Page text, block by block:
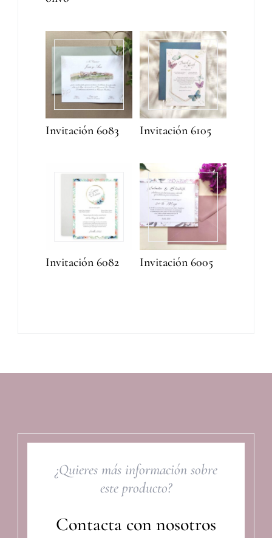
Invitación 6083 Invitación 6105
Invitación 6082 Invitación 6005
¿Quieres más información sobre
este producto?
Contacta con nosotros